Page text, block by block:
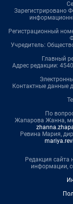
Зарегистрировано
Регистрационный
Учредитель:
Главный
Адрес редакции:
Контактные данные
По
Жапарова Жанна,
Ревина Мария,
Редакция сайта
информации,